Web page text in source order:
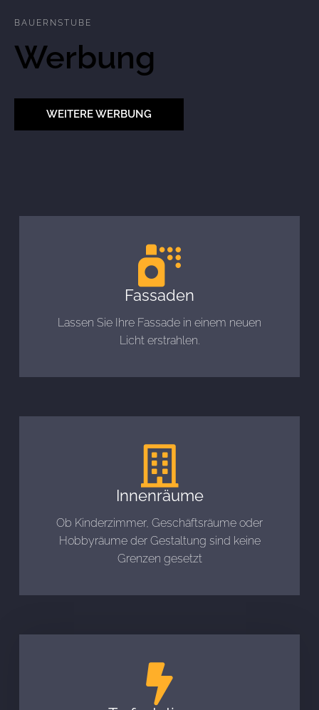
BAUERNSTUBE
Werbung
WEITERE WERBUNG
Fassaden
Lassen Sie Ihre Fassade in einem neuen
Licht erstrahlen.
Innenräume
Ob Kinderzimmer, Geschäftsräume oder
Hobbyräume der Gestaltung sind keine
Grenzen gesetzt